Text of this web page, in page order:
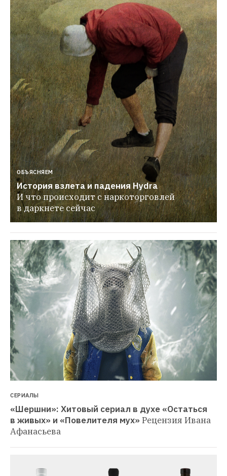
ОБЪЯСНЯЕМ
История взлета и падения Hydra
И что происходит с наркоторговлей
в даркнете сейчас
СЕРИАЛЫ
«Шершни»: Хитовый сериал в духе «Остаться
в живых» и «Повелителя мух» Рецензия Ивана
Афанасьева